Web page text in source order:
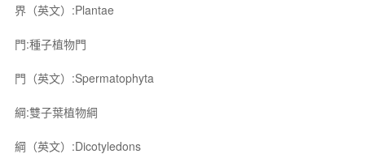
界（英文）:Plantae
門:種子植物門
門（英文）:Spermatophyta
綱:雙子葉植物綱
綱（英文）:Dicotyledons